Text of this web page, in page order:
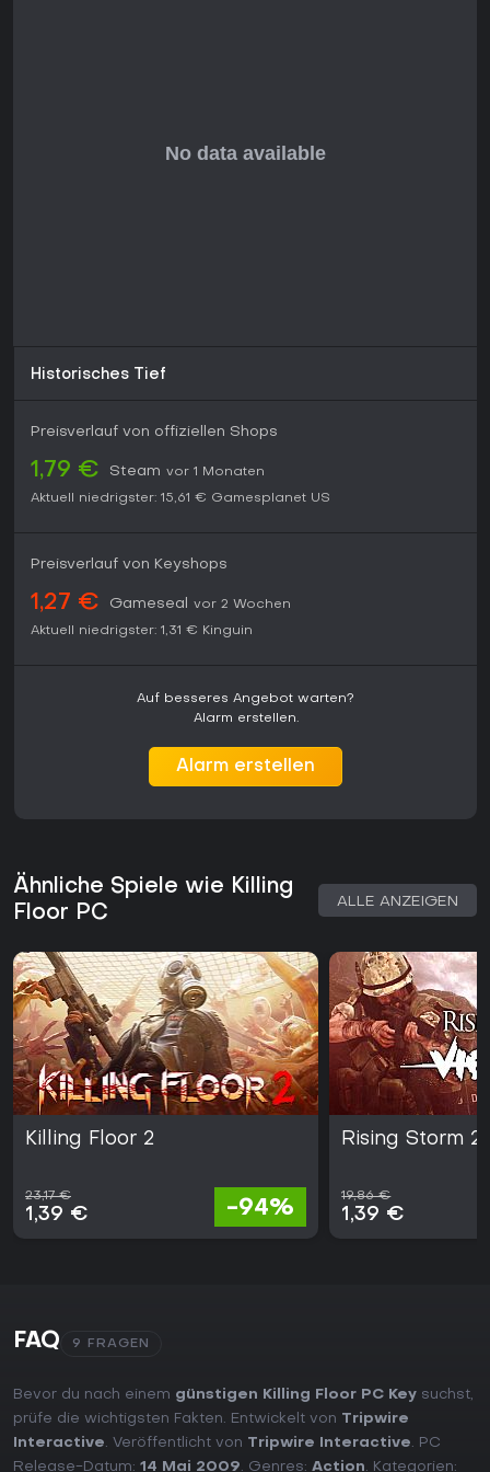
Historisches Tief
Preisverlauf von offiziellen Shops
1,79 € Steam vor 1 Monaten
Aktuell niedrigster: 15,61 € Gamesplanet US
Preisverlauf von Keyshops
1,27 € Gameseal
vor 2 Wochen
Aktuell niedrigster: 1,31 € Kinguin
Auf besseres Angebot warten?
Alarm erstellen.
Alarm erstellen
Ähnliche Spiele wie Killing
Floor PC
ALLE ANZEIGEN
Killing Floor 2
23,17 €
1,39 € -94%
Rising Storm
19,86 €
1,39 €
FAQ 9 FRAGEN
Bevor du nach einem günstigen Killing Floor PC Key suchst,
prüfe die wichtigsten Fakten. Entwickelt von Tripwire
Interactive. Veröffentlicht von Tripwire Interactive. PC
Release-Datum: 14 Mai 2009. Genres: Action. Kategorien: